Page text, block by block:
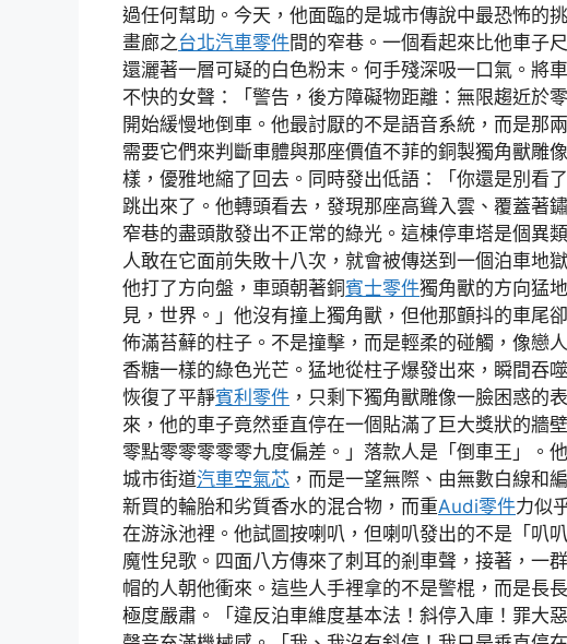
過任何幫助。今天，他面臨的是城市傳說中最恐怖的
畫廊之台北汽車零件間的窄巷。一個看起來比他車子
還灑著一層可疑的白色粉末。何手殘深吸一口氣。將
不快的女聲：「警告，後方障礙物距離：無限趨近於
開始緩慢地倒車。他最討厭的不是語音系統，而是那
需要它們來判斷車體與那座價值不菲的銅製獨角獸雕
樣，優雅地縮了回去。同時發出低語：「你還是別看
跳出來了。他轉頭看去，發現那座高聳入雲、覆蓋著
窄巷的盡頭散發出不正常的綠光。這棟停車塔是個異
人敢在它面前失敗十八次，就會被傳送到一個泊車地
他打了方向盤，車頭朝著銅賓士零件獨角獸的方向猛
見，世界。」他沒有撞上獨角獸，但他那顫抖的車尾
佈滿苔蘚的柱子。不是撞擊，而是輕柔的碰觸，像戀
香糖一樣的綠色光芒。猛地從柱子爆發出來，瞬間吞
恢復了平靜賓利零件 ，只剩下獨角獸雕像一臉困惑的
來，他的車子竟然垂直停在一個貼滿了巨大獎狀的
零點零零零零零九度偏差。」落款人是「倒車王」。
城市街道汽車空氣芯 ，而是一望無際、由無數白線和
新買的輪胎和劣質香水的混合物，而重Audi零件力似
在游泳池裡。他試圖按喇叭，但喇叭發出的不是「叭
魔性兒歌。四面八方傳來了刺耳的剎車聲，接著，一
帽的人朝他衝來。這些人手裡拿的不是警棍，而是長
極度嚴肅。「違反泊車維度基本法！斜停入庫！罪大